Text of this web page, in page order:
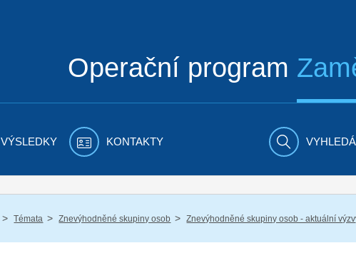
Operační program
VÝSLEDKY KONTAKTY
/ Témata / Znevýhodněné skupiny osob / Znevýhodněné skupiny osob - aktuální